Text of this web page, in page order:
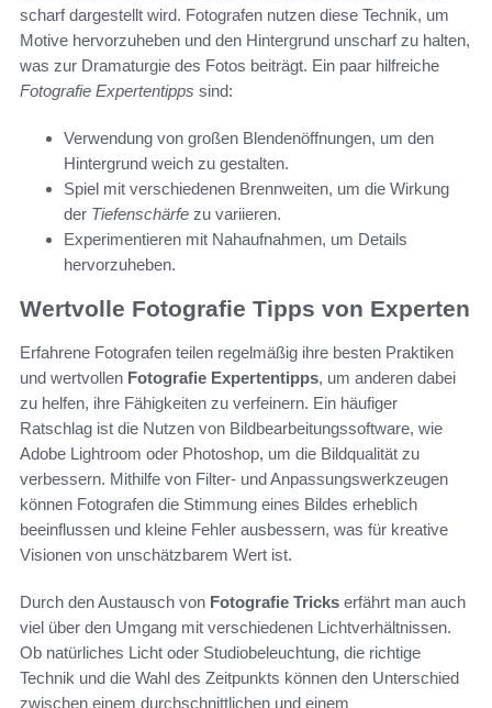
scharf dargestellt wird. Fotografen nutzen diese Technik, um
Motive hervorzuheben und den Hintergrund unscharf zu halten,
was zur Dramaturgie des Fotos beiträgt. Ein paar hilfreiche
Fotografie Expertentipps sind:
Verwendung von großen Blendenöffnungen, um den
Hintergrund weich zu gestalten.
Spiel mit verschiedenen Brennweiten, um die Wirkung
der Tiefenschärfe zu variieren.
Experimentieren mit Nahaufnahmen, um Details
hervorzuheben.
Wertvolle Fotografie Tipps von Experten
Erfahrene Fotografen teilen regelmäßig ihre besten Praktiken
und wertvollen Fotografie Expertentipps, um anderen dabei
zu helfen, ihre Fähigkeiten zu verfeinern. Ein häufiger
Ratschlag ist die Nutzen von Bildbearbeitungssoftware, wie
Adobe Lightroom oder Photoshop, um die Bildqualität zu
verbessern. Mithilfe von Filter- und Anpassungswerkzeugen
können Fotografen die Stimmung eines Bildes erheblich
beeinflussen und kleine Fehler ausbessern, was für kreative
Visionen von unschätzbarem Wert ist.
Durch den Austausch von Fotografie Tricks erfährt man auch
viel über den Umgang mit verschiedenen Lichtverhältnissen.
Ob natürliches Licht oder Studiobeleuchtung, die richtige
Technik und die Wahl des Zeitpunkts können den Unterschied
zwischen einem durchschnittlichen und einem